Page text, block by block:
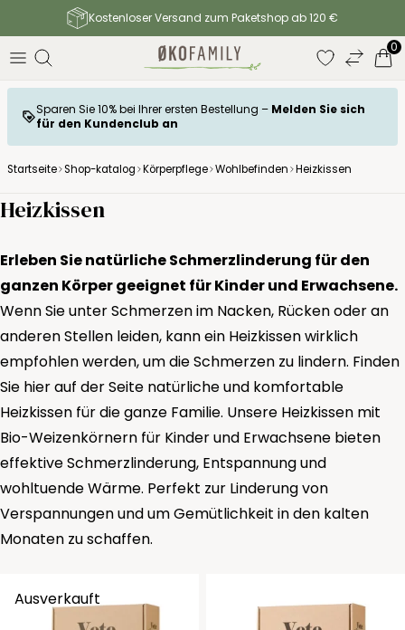
Kostenloser Versand zum Paketshop ab 120 €
0
Sparen Sie 10% bei Ihrer ersten Bestellung – Melden Sie sich
für den Kundenclub an
Startseite Shop-katalog Körperpflege Wohlbefinden Heizkissen
Heizkissen
Erleben Sie natürliche Schmerzlinderung für den
ganzen Körper geeignet für Kinder und Erwachsene.
Wenn Sie unter Schmerzen im Nacken, Rücken oder an
anderen Stellen leiden, kann ein Heizkissen wirklich
empfohlen werden, um die Schmerzen zu lindern. Finden
Sie hier auf der Seite natürliche und komfortable
Heizkissen für die ganze Familie. Unsere Heizkissen mit
Bio-Weizenkörnern für Kinder und Erwachsene bieten
effektive Schmerzlinderung, Entspannung und
wohltuende Wärme. Perfekt zur Linderung von
Verspannungen und um Gemütlichkeit in den kalten
Monaten zu schaffen.
Ausverkauft